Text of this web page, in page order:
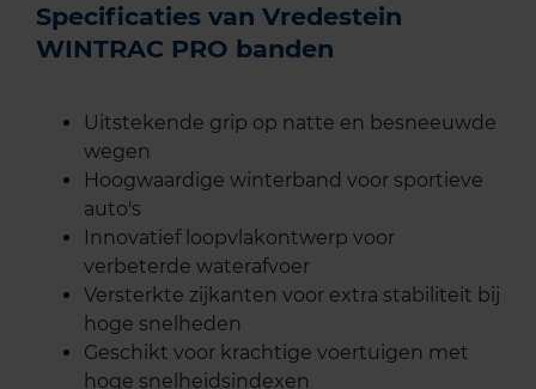
Specificaties van Vredestein
WINTRAC PRO banden
Uitstekende grip op natte en besneeuwde
wegen
Hoogwaardige winterband voor sportieve
auto's
Innovatief loopvlakontwerp voor
verbeterde waterafvoer
Versterkte zijkanten voor extra stabiliteit bij
hoge snelheden
Geschikt voor krachtige voertuigen met
hoge snelheidsindexen